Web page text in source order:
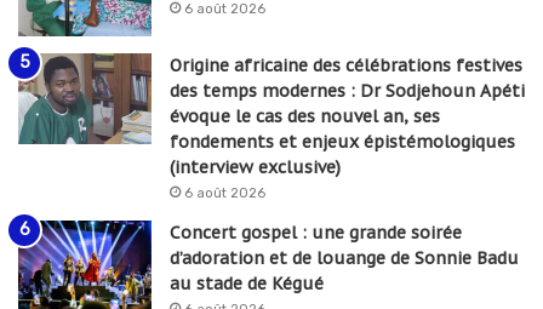
6 août 2026
Origine africaine des célébrations festives
des temps modernes : Dr Sodjehoun Apéti
évoque le cas des nouvel an, ses
fondements et enjeux épistémologiques
(interview exclusive)
6 août 2026
Concert gospel : une grande soirée
d’adoration et de louange de Sonnie Badu
au stade de Kégué